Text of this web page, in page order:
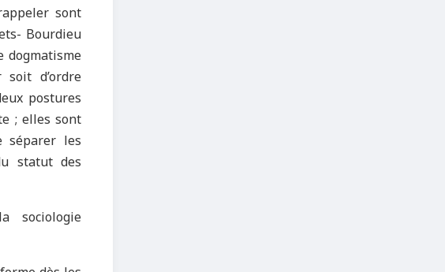
sont
Bourdieu
dogmatisme
d’ordre
postures
; elles sont
séparer les
statut des
sociologie